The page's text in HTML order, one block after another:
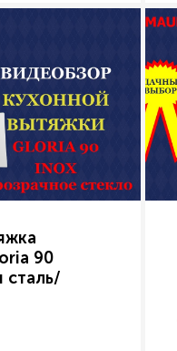
90
сталь/